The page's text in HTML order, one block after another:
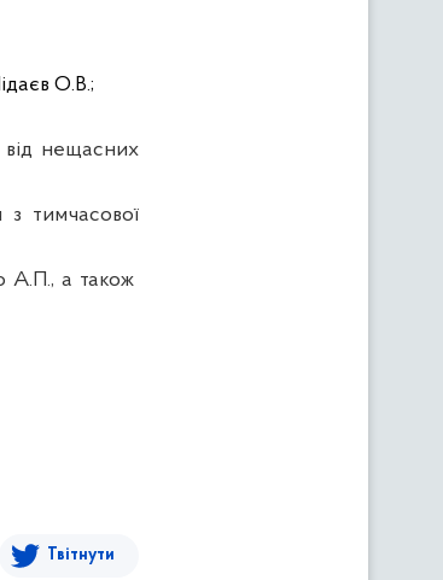
О.В.;
від нещасних
з тимчасової
А.П., а також
Твітнути